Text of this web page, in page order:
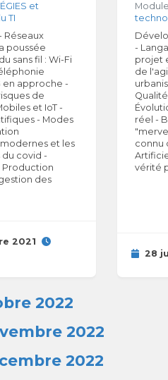
et
TI
Réseaux
poussée
sans fil : Wi-Fi
en approche -
de
et IoT -
- Modes
et les
covid -
Production
des
2021
Module
-
projet
de
réel -
connu
vérité
28
2022
2022
2022